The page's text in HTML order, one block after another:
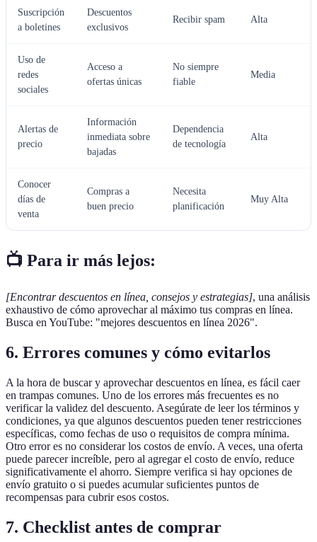
Suscripción
a boletines
Descuentos
exclusivos
Recibir spam Alta
Uso de
redes
sociales
Acceso a
ofertas únicas
No siempre
fiable
Media
Alertas de
precio
Información
inmediata sobre
bajadas
Dependencia
de tecnología
Alta
Conocer
días de
venta
Compras a
buen precio
Necesita
planificación
Muy Alta
📺 Para ir más lejos:
[Encontrar descuentos en línea, consejos y estrategias], una análisis
exhaustivo de cómo aprovechar al máximo tus compras en línea.
Busca en YouTube: "mejores descuentos en línea 2026".
6. Errores comunes y cómo evitarlos
A la hora de buscar y aprovechar descuentos en línea, es fácil caer
en trampas comunes. Uno de los errores más frecuentes es no
verificar la validez del descuento. Asegúrate de leer los términos y
condiciones, ya que algunos descuentos pueden tener restricciones
específicas, como fechas de uso o requisitos de compra mínima.
Otro error es no considerar los costos de envío. A veces, una oferta
puede parecer increíble, pero al agregar el costo de envío, reduce
significativamente el ahorro. Siempre verifica si hay opciones de
envío gratuito o si puedes acumular suficientes puntos de
recompensas para cubrir esos costos.
7. Checklist antes de comprar